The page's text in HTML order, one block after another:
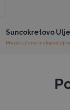
Suncokretovo